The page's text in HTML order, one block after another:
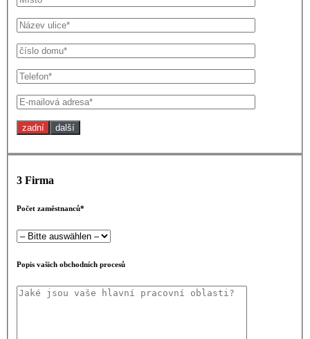
zadní další
3 Firma
Počet zaměstnanců*
Popis vašich obchodních procesů